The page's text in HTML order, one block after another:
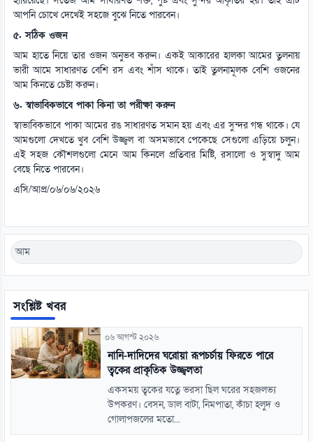
আপনি চোখে দেখেই সহজে বুঝে নিতে পারবেন।
৫. সঠিক ওজন
আম হাতে নিয়ে তার ওজন অনুভব করুন। একই আকারের হালকা আমের তুলনায়
ভারী আমে সাধারণত বেশি রস এবং শাঁস থাকে। তাই তুলনামূলক বেশি ওজনের
আম কিনতে চেষ্টা করুন।
৬. স্বাভাবিকভাবে পাকা কিনা তা পরীক্ষা করুন
স্বাভাবিকভাবে পাকা আমের রঙ সাধারণত সমান হয় এবং এর সুন্দর গন্ধ থাকে। যে
আমগুলো দেখতে খুব বেশি উজ্জ্বল বা অসমভাবে পেকেছে সেগুলো এড়িয়ে চলুন।
এই সহজ কৌশলগুলো মেনে আম কিনলে প্রতিবার মিষ্টি, রসালো ও সুস্বাদু আম
বেছে নিতে পারবেন।
এসি/আপ্র/০৬/০৬/২০২৬
আম
সংশ্লিষ্ট খবর
০৬ আগস্ট ২০২৬
নানি-দাদিদের ঘরোয়া রূপচর্চায় ফিরতে পারে
ত্বকের প্রাকৃতিক উজ্জ্বলতা
একসময় ত্বকের যত্নে ভরসা ছিল ঘরের সহজলভ্য
উপকরণ। বেসন, ডাল বাটা, নিমপাতা, কাঁচা হলুদ ও
গোলাপজলের মতো...